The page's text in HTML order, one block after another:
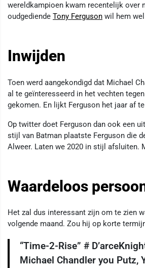
wereldkampioen kwam recentelijk over
oudgediende Tony Ferguson wil hem
Inwijden
Toen werd aangekondigd dat Michael
al te geïnteresseerd in het vechten
gekomen. En lijkt Ferguson het jaar af
Op twitter doet Ferguson dan ook een
stijl van Batman plaatste Ferguson die
Alweer. Laten we 2020 in stijl afsluiten.
Waardeloos
Het zal dus interessant zijn om te zien
volgende maand. Zou hij op korte
“Time-2-Rise” #
Michael Chandler you Putz,